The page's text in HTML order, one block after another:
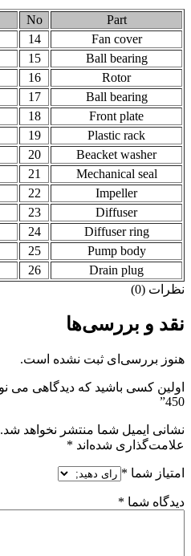
No
Part
14
Fan cover
15
Ball bearing
16
Rotor
17
Ball bearing
18
Front plate
19
Plastic rack
20
Beacket washer
21
Mechanical seal
22
Impeller
23
Diffuser
24
Diffuser ring
25
Pump body
26
Drain plug
نظرات (0)
نقد و بررسی‌ها
هنوز بررسی‌ای ثبت نشده است.
450”
نشانی ایمیل شما منتشر نخواهد شد.
علامت‌گذاری شده‌اند *
امتیاز شما *
دیدگاه شما *